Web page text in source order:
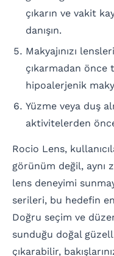
çıkarın ve vakit
danışın.
Makyajınızı
çıkarmadan önce
hipoalerjenik
Yüzme veya duş
aktivitelerden
Rocio Lens,
görünüm değil, aynı
lens deneyimi
serileri, bu hedefin
Doğru seçim ve
sunduğu doğal
çıkarabilir,